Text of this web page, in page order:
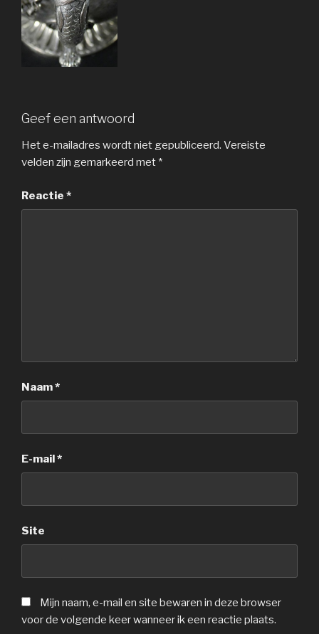
Geef een antwoord
Het e-mailadres wordt niet gepubliceerd. Vereiste
velden zijn gemarkeerd met *
Reactie *
Naam*
E-mail*
Site
Mijn naam, e-mail en site bewaren in deze browser
voor de volgende keer wanneer ik een reactie plaats.